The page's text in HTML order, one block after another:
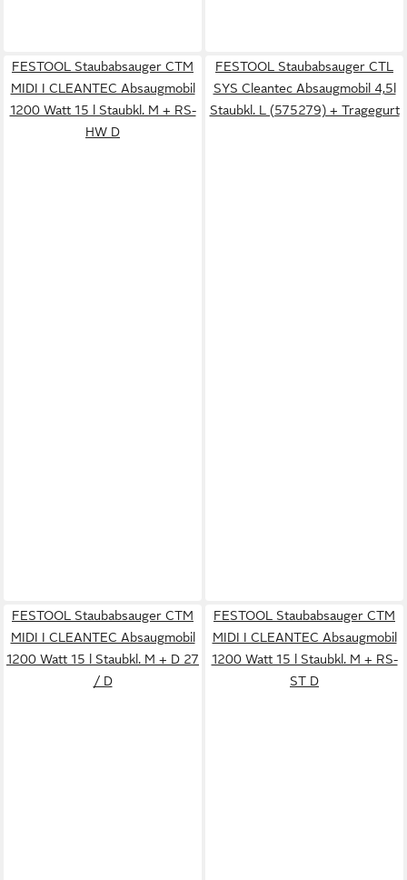
FESTOOL Staubabsauger CTM
MIDI I CLEANTEC Absaugmobil
1200 Watt 15 l Staubkl. M + RS-
HW D
FESTOOL Staubabsauger CTL
SYS Cleantec Absaugmobil 4,5l
Staubkl. L (575279) + Tragegurt
FESTOOL Staubabsauger CTM
MIDI I CLEANTEC Absaugmobil
1200 Watt 15 l Staubkl. M + D 27
/ D
FESTOOL Staubabsauger CTM
MIDI I CLEANTEC Absaugmobil
1200 Watt 15 l Staubkl. M + RS-
ST D